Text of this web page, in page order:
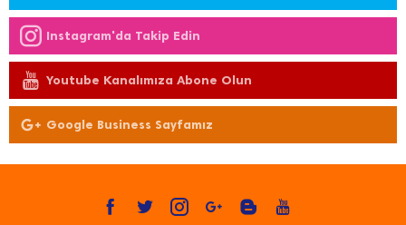
Instagram'da Takip Edin
Youtube Kanalımıza Abone Olun
Google Business Sayfamız